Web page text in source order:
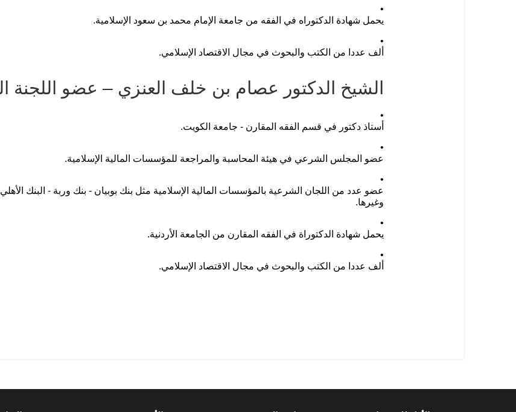
يحمل شهادة الدكتوراه في الفقه من جامعة الإمام محمد بن سعود الإسلامية.
ألف عددا من الكتب والبحوث في مجال الاقتصاد الإسلامي.
الشيخ الدكتور عصام بن خلف العنزي – عضو اللجنة
أستاذ دكتور في قسم الفقه المقارن - جامعة الكويت.
عضو المجلس الشرعي في هيئة المحاسبة والمراجعة للمؤسسات المالية الإسلامية.
عضو عدد من اللجان الشرعية بالمؤسسات المالية الإسلامية مثل بنك بوبيان - بنك وربة - البنك
وغيرها.
يحمل شهادة الدكتوراة في الفقه المقارن من الجامعة الأردنية.
ألف عددا من الكتب والبحوث في مجال الاقتصاد الإسلامي.